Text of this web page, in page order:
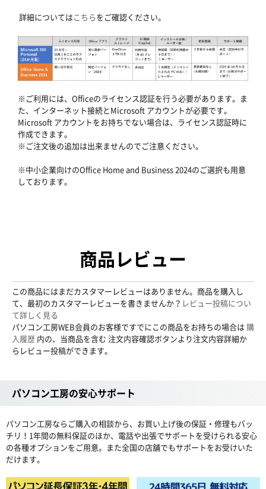
詳細についてはこちらをご確認ください。
※ご利用には、Officeのライセンス認証を行う必要があります。ま
た、インターネット接続とMicrosoft アカウントが必要です。
Microsoft アカウントをお持ちでない場合は、ライセンス認証時に
作成できます。
※ご注文後の追加は出来ませんのでご注意ください。
※中小企業向けのOffice Home and Business 2024のご選択も用意
しております。
商品レビュー
この商品にはまだカスタマーレビューはありません。商品を購入し
て、最初のカスタマーレビューを書きませんか？ レビュー投稿につい
て詳しく見る
パソコン工房WEB会員のお客様ですでにこの商品をお持ちの場合は 購
入履歴 内の、当商品を含む 注文内容確認ボタンより注文内容詳細か
らレビュー投稿ができます。
パソコン工房の安心サポート
パソコン工房ならご購入の相談から、お買い上げ後の保証・修理もバッ
チリ！1年間の無料保証のほか、電話や出張でサポートを受けられる安心
の各種オプションをご用意。また全国の店舗でもサポートをお受けいた
だけます。